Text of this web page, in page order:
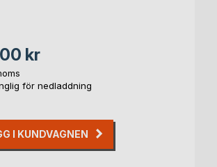
kr
för nedladdning
I KUNDVAGNEN